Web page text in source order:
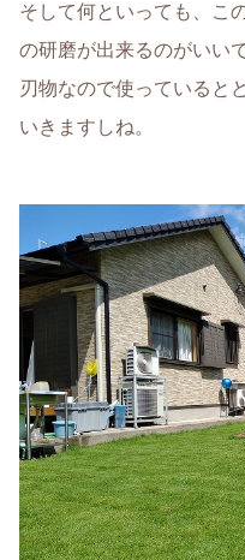
そして何といっても、こ
の研磨が出来るのがいい
刃物なので使っていると
いきますしね。